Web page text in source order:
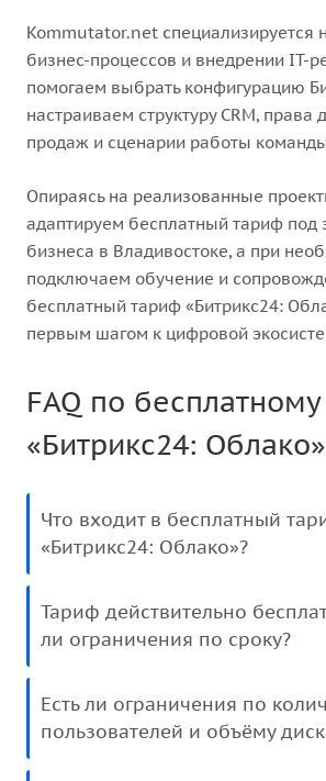
Kommutator.net специализируется
бизнес-процессов и внедрении IT-
помогаем выбрать конфигурацию
настраиваем структуру CRM, права
продаж и сценарии работы
Опираясь на реализованные
адаптируем бесплатный тариф под
бизнеса в Владивостоке, а при
подключаем обучение и
бесплатный тариф «Битрикс24:
первым шагом к цифровой
FAQ по
«Битрикс24: Облако»
Что входит в бесплатный
«Битрикс24: Облако»?
Тариф действительно
ли ограничения по сроку?
Есть ли ограничения по
пользователей и объёму